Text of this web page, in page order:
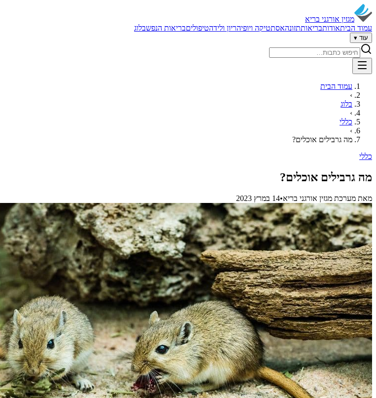
מגזין אורגני בריא
עמוד הביתאודותבריאותתזונהאסתטיקה ויופיהריון ולידהטיפוליםבריאות הנפשבלוג
עוד ▾
חיפוש באתר
עמוד הבית
›
בלוג
›
כללי
›
מה גרבילים אוכלים?
כללי
מה גרבילים אוכלים?
מאת מערכת מגזין אורגני בריא•14 במרץ 2023